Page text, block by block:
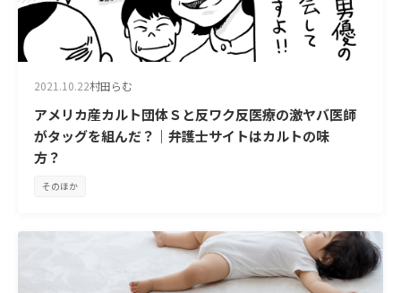
2021.10.22村田らむ
アメリカ産カルト団体Ｓと反ワク反医療の激ヤバ医師
がタッグを組んだ？｜弁護士サイトはカルトの味
方？
そのほか